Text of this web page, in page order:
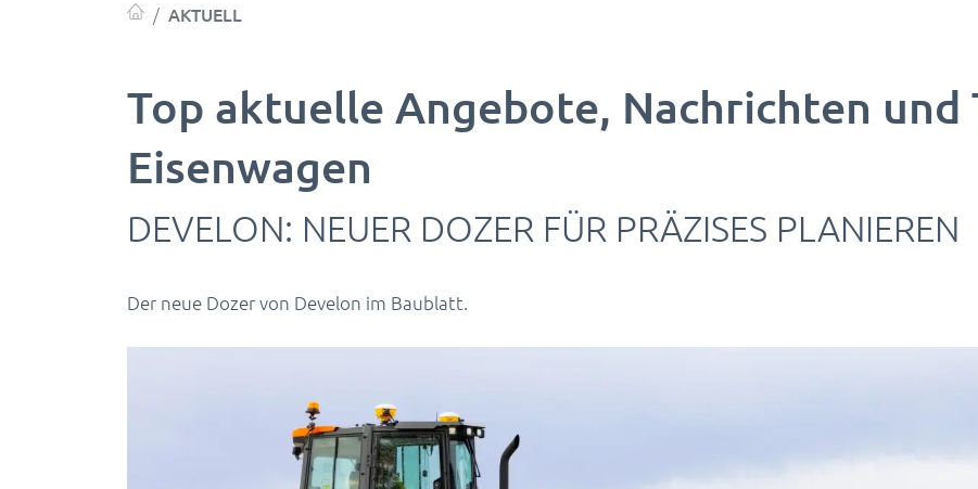
AKTUELL
Top aktuelle Angebote, Nachrichten und
Eisenwagen
DEVELON: NEUER DOZER FÜR PRÄZISES PLANIEREN
Der neue Dozer von Develon im Baublatt.